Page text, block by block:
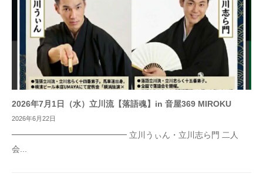
2026年7月1日（水）立川流【落語魂】in 音屋369 MIROKU
2026年6月22日
━━━━━━━━━━━━━━ 立川うぃん・立川志ら門 二人
会...